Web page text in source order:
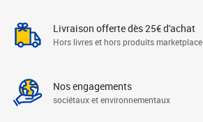
Livraison offerte dès 25€ d'achat
Hors livres et hors produits marketplace
Nos engagements
sociétaux et environnementaux